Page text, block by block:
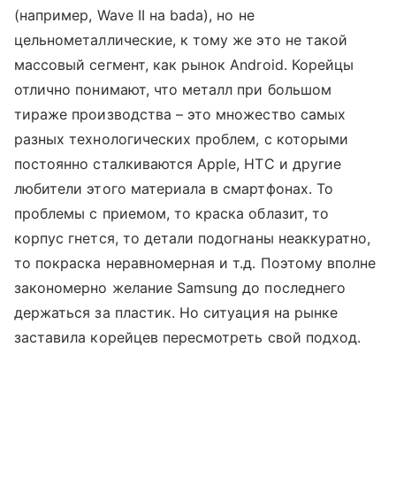
(например, Wave II на bada), но не
цельнометаллические, к тому же это не такой
массовый сегмент, как рынок Android. Корейцы
отлично понимают, что металл при большом
тираже производства – это множество самых
разных технологических проблем, с которыми
постоянно сталкиваются Apple, HTC и другие
любители этого материала в смартфонах. То
проблемы с приемом, то краска облазит, то
корпус гнется, то детали подогнаны неаккуратно,
то покраска неравномерная и т.д. Поэтому вполне
закономерно желание Samsung до последнего
держаться за пластик. Но ситуация на рынке
заставила корейцев пересмотреть свой подход.